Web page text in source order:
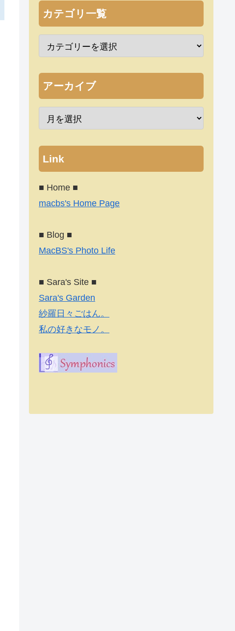
カテゴリ一覧
アーカイブ
Link
■ Home ■
macbs's Home Page
■ Blog ■
MacBS's Photo Life
■ Sara's Site ■
Sara's Garden
紗羅日々ごはん。
私の好きなモノ。